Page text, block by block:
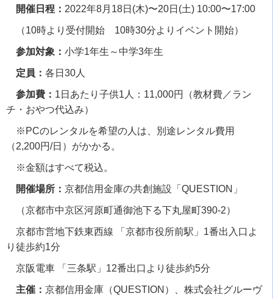
開催日程： 2022年8月 18日 (木)〜20日 (土) 10:00〜17:00
（10時より受付開始 10時30分よりイベント開始）
参加対象： 小学1年生～中学3年生
定員： 各日 30人
参加費： 1日あたり子供1人： 11,000円（教材費／ラン
チ・おやつ代込み）
※ PCのレンタルを希望の人は、別途レンタル費用
（2,200円/日）がかかる。
※金額はすべて税込。
開催場所： 京都信用金庫の共創施設「 QUESTION 」
（京都市中京区河原町通御池下る下丸屋町 390-2）
京都市営地下鉄東西線 「京都市役所前駅」 1番出入口よ
り徒歩約1分
京阪電車 「三条駅」 12番出口より徒歩約5分
主催： 京都信用金庫（QUESTION ）、株式会社グルーヴ